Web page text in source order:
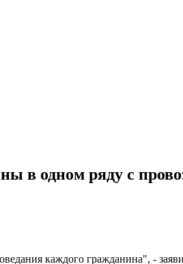
в одном ряду с
каждого гражданина", -